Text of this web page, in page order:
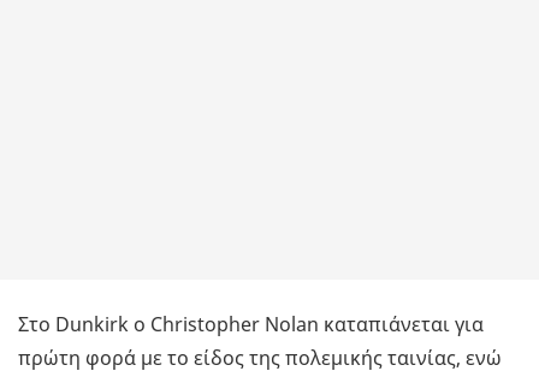
Στο Dunkirk ο Christopher Nolan καταπιάνεται για
πρώτη φορά με το είδος της πολεμικής ταινίας, ενώ